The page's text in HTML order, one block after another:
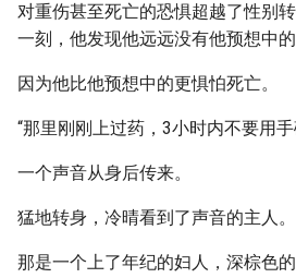
对重伤甚至死亡的恐惧超越了性别
一刻，他发现他远远没有他预想中
因为他比他预想中的更惧怕死亡。
“那里刚刚上过药，3小时内不要用
一个声音从身后传来。
猛地转身，冷晴看到了声音的主人。
那是一个上了年纪的妇人，深棕色